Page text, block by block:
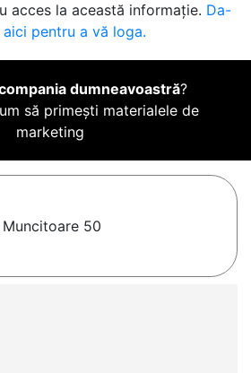
acces la această informație. Da-
pentru a vă loga.
dumneavoastră?
să primești materialele de
marketing
50